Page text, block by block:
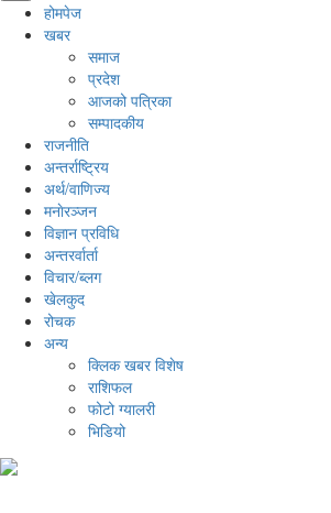
होमपेज
खबर
समाज
प्रदेश
आजको पत्रिका
सम्पादकीय
राजनीति
अन्तर्राष्ट्रिय
अर्थ/वाणिज्य
मनाेरञ्जन
विज्ञान प्रविधि
अन्तरर्वार्ता
विचार/ब्लग
खेलकुद
रोचक
अन्य
क्लिक खबर विशेष
राशिफल
फोटो ग्यालरी
भिडियो